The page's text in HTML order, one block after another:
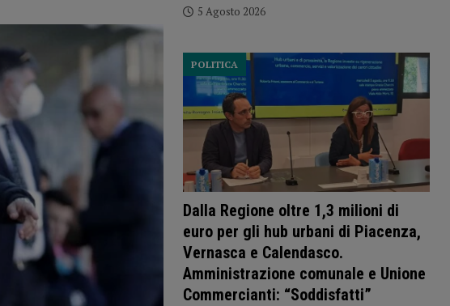
5 Agosto 2026
Dalla Regione oltre 1,3 milioni di
euro per gli hub urbani di Piacenza,
Vernasca e Calendasco.
Amministrazione comunale e Unione
Commercianti: “Soddisfatti”
POLITICA